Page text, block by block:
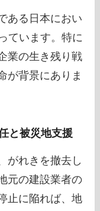
ある日本におい
ています。特に
業の生き残り戦
が背景にありま
と被災地支援
がれきを撤去し
元の建設業者の
止に陥れば、地